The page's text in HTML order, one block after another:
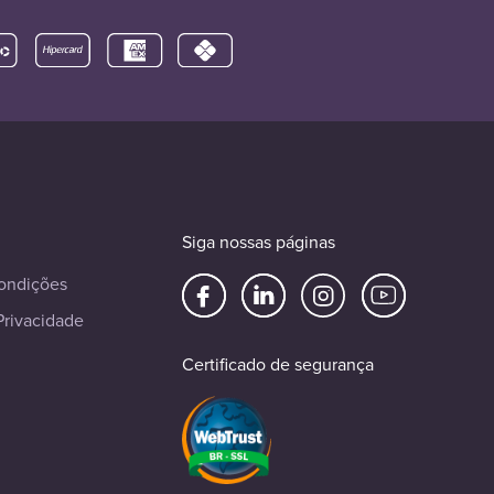
Siga nossas páginas
Certificado de segurança